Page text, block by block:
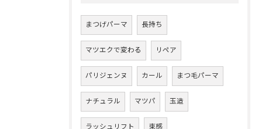
まつげパーマ 長持ち
マツエクで変わる リペア
パリジェンヌ カール まつ毛パーマ
ナチュラル マツパ 玉造